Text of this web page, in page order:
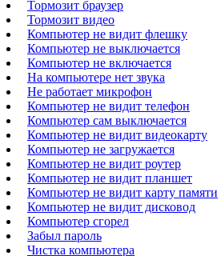
Тормозит браузер
Тормозит видео
Компьютер не видит флешку
Компьютер не выключается
Компьютер не включается
На компьютере нет звука
Не работает микрофон
Компьютер не видит телефон
Компьютер сам выключается
Компьютер не видит видеокарту
Компьютер не загружается
Компьютер не видит роутер
Компьютер не видит планшет
Компьютер не видит карту памяти
Компьютер не видит дисковод
Компьютер сгорел
Забыл пароль
Чистка компьютера